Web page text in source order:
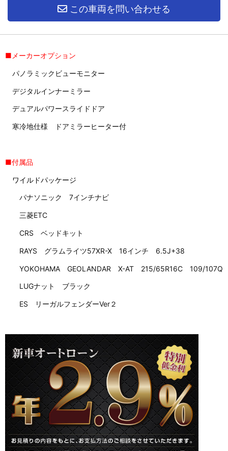
この車両を問い合わせる
■メーカーオプション
パノラミックビューモニター
デジタルインナーミラー
デュアルパワースライドドア
寒冷地仕様 ドアミラーヒーター付
■付属品
ワイルドパッケージ
パナソニック 7インチナビ
三菱ETC
CRS ベッドキット
RAYS グラムライツ57XR-X 16インチ 6.5J+38
YOKOHAMA GEOLANDAR X-AT 215/65R16C 109/107Q
LUGナット ブラック
ES リーガルフェンダーVer２